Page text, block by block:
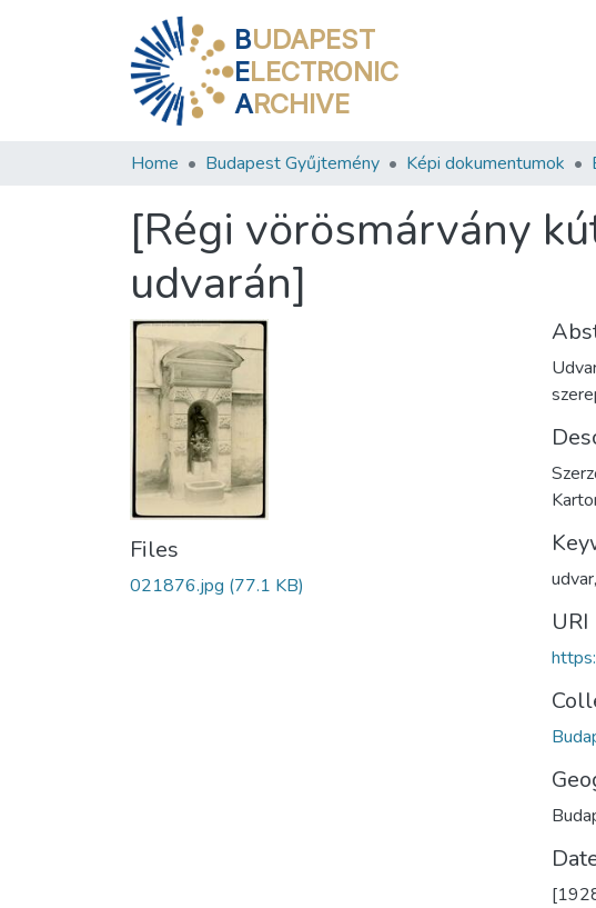
BUDAPEST
ELECTRONIC
ARCHIVE
Home Budapest Gyűjtemény Képi dokumentumok
[Régi vörösmárvány
udvarán]
Files
021876.jpg (77.1 KB) udvar,
URI